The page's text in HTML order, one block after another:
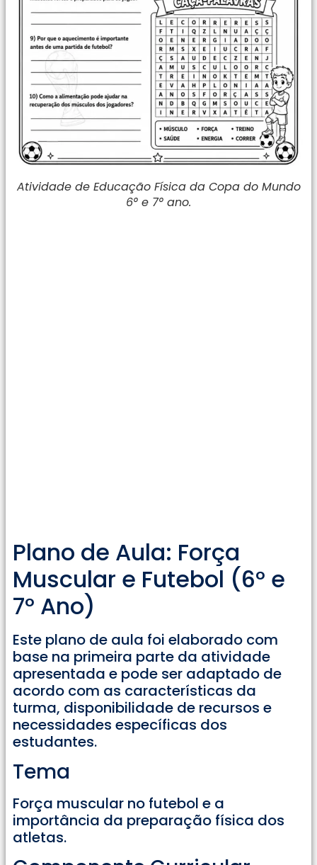
Atividade de Educação Física da Copa do Mundo
6° e 7° ano.
Plano de Aula: Força
Muscular e Futebol (6° e
7° Ano)
Este plano de aula foi elaborado com
base na primeira parte da atividade
apresentada e pode ser adaptado de
acordo com as características da
turma, disponibilidade de recursos e
necessidades específicas dos
estudantes.
Tema
Força muscular no futebol e a
importância da preparação física dos
atletas.